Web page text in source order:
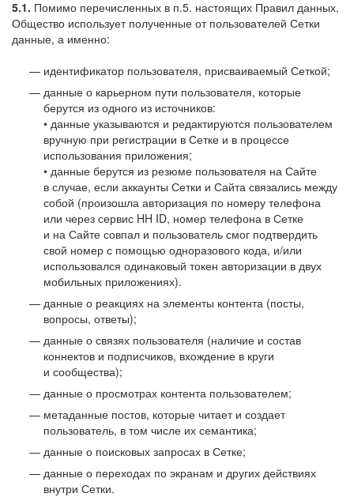
5.1. Помимо перечисленных в п.5. настоящих Правил данных,
Общество использует полученные от пользователей Сетки
данные, а именно:
идентификатор пользователя, присваиваемый Сеткой;
данные о карьерном пути пользователя, которые
берутся из одного из источников:
• данные указываются и редактируются пользователем
вручную при регистрации в Сетке и в процессе
использования приложения;
• данные берутся из резюме пользователя на Сайте
в случае, если аккаунты Сетки и Сайта связались между
собой (произошла авторизация по номеру телефона
или через сервис HH ID, номер телефона в Сетке
и на Сайте совпал и пользователь смог подтвердить
свой номер с помощью одноразового кода, и/или
использовался одинаковый токен авторизации в двух
мобильных приложениях).
данные о реакциях на элементы контента (посты,
вопросы, ответы);
данные о связях пользователя (наличие и состав
коннектов и подписчиков, вхождение в круги
и сообщества);
данные о просмотрах контента пользователем;
метаданные постов, которые читает и создает
пользователь, в том числе их семантика;
данные о поисковых запросах в Сетке;
данные о переходах по экранам и других действиях
внутри Сетки.